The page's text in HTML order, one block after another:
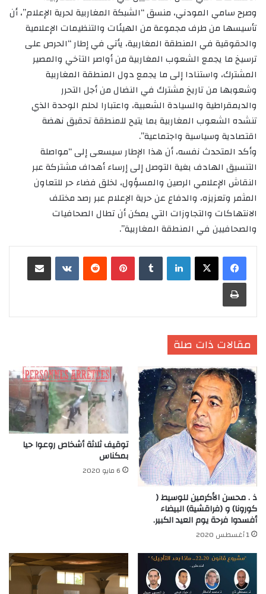
وصرح سامي المودني، منسق “الشبكة المغاربية لحرية الإعلام”، أن
تأسيسها من طرف مجموعة من الهيئات والتنظيمات الإعلامية
والحقوقية في المنطقة المغاربية، يأتي في إطار “الحرص على
ترسيخ ما يجمع الشعوب المغاربية من أواصر التآخي والمصير
المشترك، واستنادا إلى ما يجمع دول المنطقة المغاربية
وشعوبها من تاريخ مشترك في النضال من أجل التحرر
والديمقراطية والسيادة الشعبية، واعتبارا لحلم الوحدة الذي
تنشده الشعوب المغاربية بما يتيح للمنطقة تحقيق نهضة
اقتصادية وسياسية واجتماعية”.
وأكد المتحدث نفسه، أن هذا الإطار سيسعى إلى “مواصلة
التنسيق الهادف بغية التوصل إلى إرساء أهداف مشتركة عبر
النقاش الإعلامي الرصين والمسؤول، لخلق فضاء حر للتعاون
المثمر وتعزيزه، والدفاع عن حرية الإعلام عبر رصد مختلف
الانتهاكات والتجاوزات التي يمكن أن تطال الصحافيات
والصحافيين في المنطقة المغاربية”.
لينكدإن بينتيريست
طباعة
مقالات ذات صلة
ذ . محسن الأكرمين للوسيط (
كورونا) و (فراقشية) البيضاء
أفسدوا فرحة يوم العيد الكبير.
1 أغسطس 2020
توقيف ثلاثة أشخاص روعوا حيا
بمكناس
6 مايو 2020